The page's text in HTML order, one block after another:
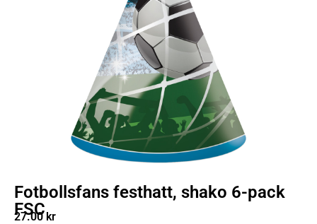
Fotbollsfans festhatt, shako 6-pack
FSC
27.00kr